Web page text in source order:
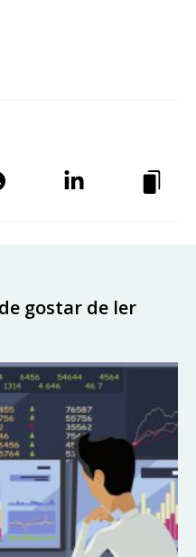
gostar de ler